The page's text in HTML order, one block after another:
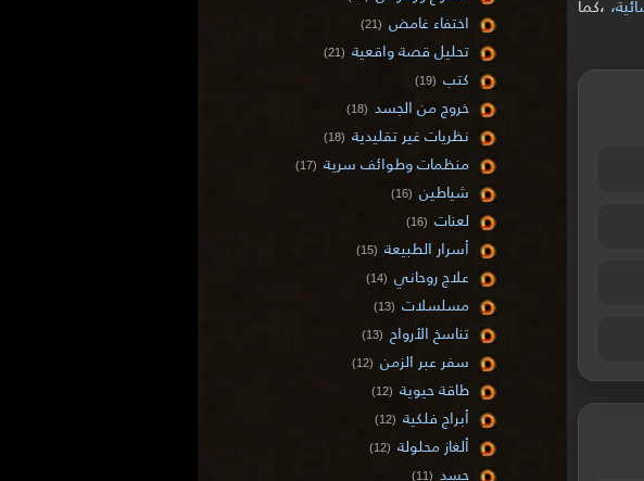
اختفاء غامض (21)
تحليل قصة واقعية (21)
كتب (19)
خروج من الجسد (18)
نظريات غير تقليدية (18)
منظمات وطوائف سرية (17)
شياطين (16)
لعنات (16)
أسرار الطبيعة (15)
علاج روحاني (14)
مسلسلات (13)
تناسخ الأرواح (13)
سفر عبر الزمن (12)
طاقة حيوية (12)
أبراج فلكية (12)
ألغاز محلولة (12)
حسد (11)